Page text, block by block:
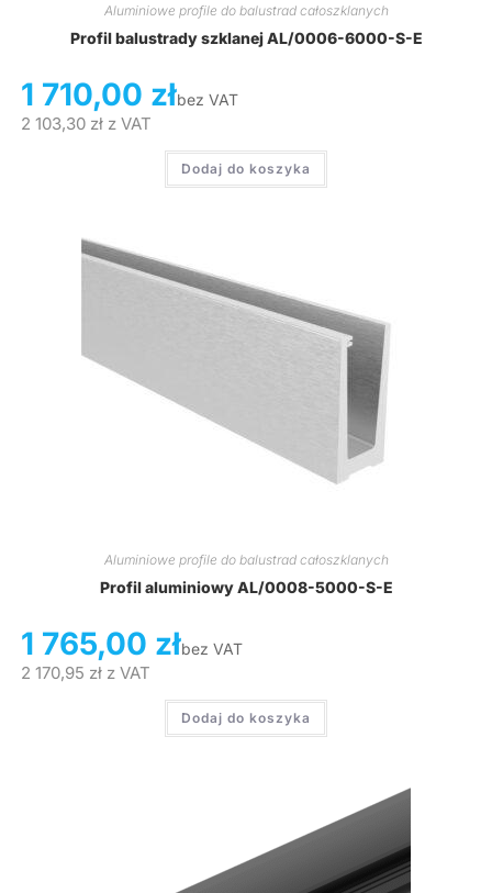
Aluminiowe profile do balustrad całoszklanych
Profil balustrady szklanej AL/0006-6000-S-E
1 710,00 złbez VAT
2 103,30 złz VAT
Dodaj do koszyka
Aluminiowe profile do balustrad całoszklanych
Profil aluminiowy AL/0008-5000-S-E
1 765,00 złbez VAT
2 170,95 złz VAT
Dodaj do koszyka